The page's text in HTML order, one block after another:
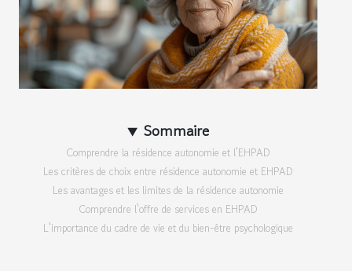
Sommaire
Comprendre la résidence autonomie et l'EHPAD
Les critères de choix entre résidence autonomie et EHPAD
Les avantages et les limites de la résidence autonomie
Comprendre l'offre de services en EHPAD
L'importance du cadre de vie et du bien-être psychologique